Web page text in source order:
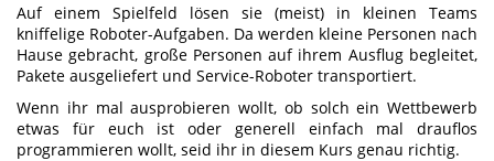
Auf einem Spielfeld lösen sie (meist) in kleinen Teams
kniffelige Roboter-Aufgaben. Da werden kleine Personen nach
Hause gebracht, große Personen auf ihrem Ausflug begleitet,
Pakete ausgeliefert und Service-Roboter transportiert.
Wenn ihr mal ausprobieren wollt, ob solch ein Wettbewerb
etwas für euch ist oder generell einfach mal drauflos
programmieren wollt, seid ihr in diesem Kurs genau richtig.